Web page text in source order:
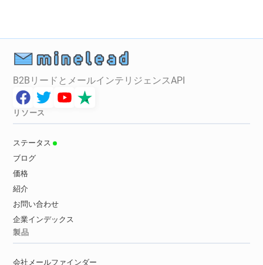
B2BリードとメールインテリジェンスAPI
リソース
ステータス
ブログ
価格
紹介
お問い合わせ
企業インデックス
製品
会社メールファインダー